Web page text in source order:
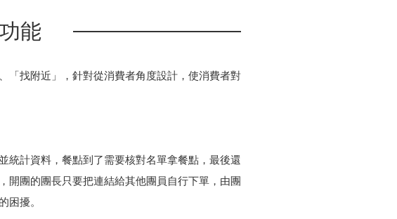
能
「找附近」，針對從消費者角度設計，使消費者對
統計資料，餐點到了需要核對名單拿餐點，最後還
開團的團長只要把連結給其他團員自行下單，由團
困擾。